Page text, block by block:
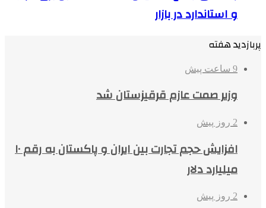
و استاندارد در بازار
پربازدید هفته
9 ساعت پیش
وزیر صمت عازم قرقیزستان شد
2 روز پیش
افزایش حجم تجارت بین ایران و پاکستان به رقم ۱۰
میلیارد دلار
2 روز پیش